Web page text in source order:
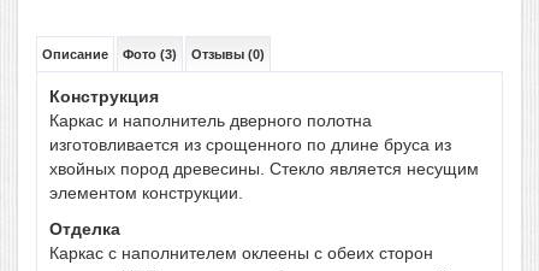
Описание Фото (3) Отзывы (0)
Конструкция
Каркас и наполнитель дверного полотна
изготовливается из срощенного по длине бруса из
хвойных пород древесины. Стекло является несущим
элементом конструкции.
Отделка
Каркас с наполнителем оклеены с обеих сторон